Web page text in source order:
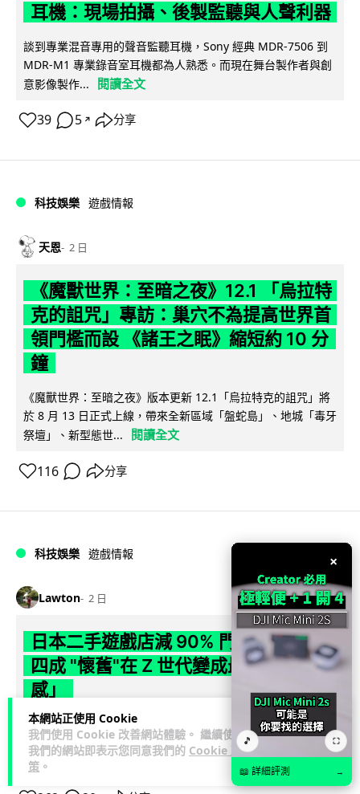
本網站正使用 Cookie
我們使用 Cookie 改善網站體驗。 繼續使用
我們的網站即表示您同意我們的 Cookie 政
策 。
耳機：現場拍攝、後製監聽與人聲利器
談到專業混音專用的聲音監聽耳機，Sony 經典 MDR-7506 到
MDR-M1 專業錄音室耳機都為人熟悉。而現在舞台製作者與創
意影像製作...
閱讀全文
39 5 ↗ 分享
科技娛樂 遊戲情報
天恩 2 日
《魔獸世界：至暗之夜》12.1 「烏拉特
克的詛咒」專訪：巢穴不為提高世界首
領門檻而設 《諸王之眠》縮短約 10 分
鐘
《魔獸世界：至暗之夜》版本更新 12.1「烏拉特克的詛咒」將
於 8 月 13 日正式上線，帶來全新區域「盤蛇島」、地城「毒牙
祭壇」、新型態世...
閱讀全文
116 分享
科技娛樂 遊戲情報
Lawton 2 日
日本二手遊戲店減 90% 門市 業績反增
四成 "懷舊"在 Z 世代變成最潮「新鮮
感」
日本零售巨頭 GEO 將懷舊遊戲銷售門市從 1,000 間大幅減至
99 間，但銷售額卻不降反升至過往的 1.4 倍。做到「減店增
收」奇蹟，...
閱讀全文
×
🎵 ⛶
📖 詳細評測 →